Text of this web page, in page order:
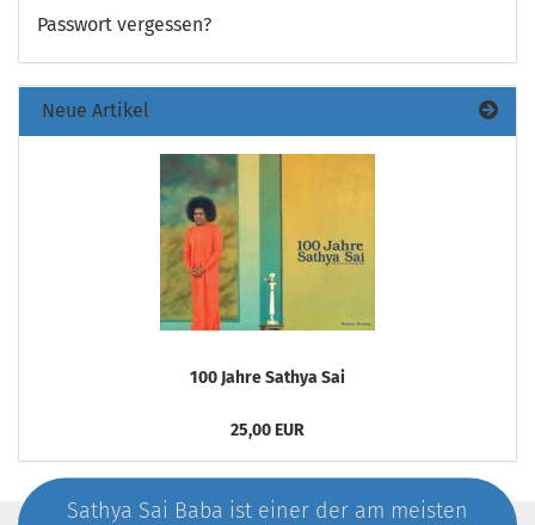
Passwort vergessen?
Neue Artikel
100 Jahre Sathya Sai
25,00 EUR
Sathya Sai Baba ist einer der am meisten